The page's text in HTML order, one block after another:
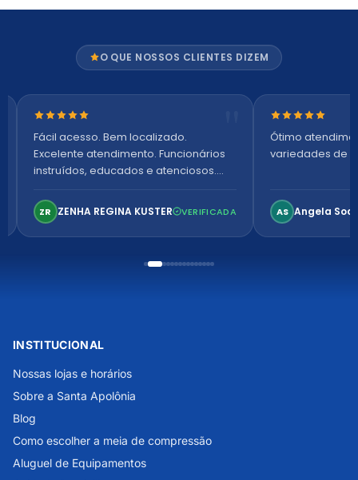
O QUE NOSSOS CLIENTES DIZEM
Nota 5 de 5 estrelas
Fácil acesso. Bem localizado.
Excelente atendimento. Funcionários
instruídos, educados e atenciosos.
confortável. Perfeito!
ZR ZENHA REGINA KUSTER VERIFICADA
Nota 5 de 5
Ótimo
variedades de
AS Angela
INSTITUCIONAL
Nossas lojas e horários
Sobre a Santa Apolônia
Blog
Como escolher a meia de compressão
Aluguel de Equipamentos